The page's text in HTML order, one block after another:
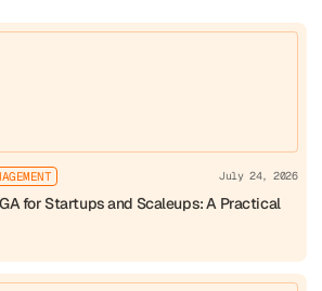
July 24, 2026
for Startups and Scaleups: A Practical